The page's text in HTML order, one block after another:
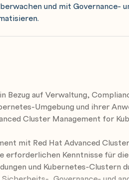
und mit Governance-
Bezug auf Verwaltung,
Umgebung und ihrer
Cluster Management for
mit Red Hat Advanced
erforderlichen Kenntnisse für
und Kubernetes-Clustern